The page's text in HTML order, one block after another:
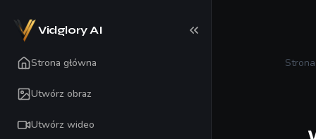
Vidglory AI
Strona główna
Utwórz obraz
Utwórz wideo